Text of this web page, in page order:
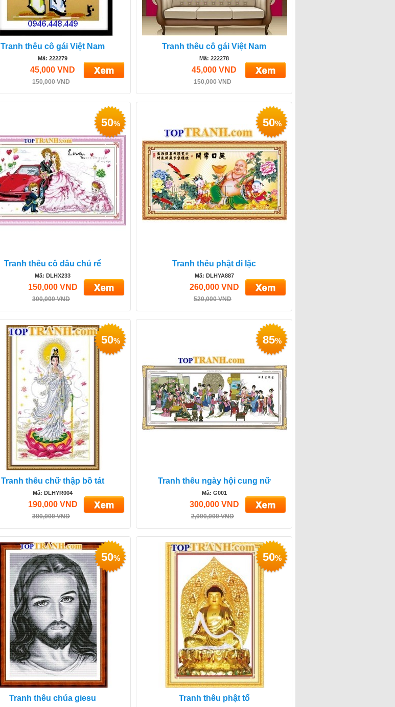
Tranh thêu cô gái Việt Nam
Mã: 222279
45,000 VND
150,000 VND
Tranh thêu cô gái Việt Nam
Mã: 222278
45,000 VND
150,000 VND
Tranh thêu cô dâu chú rể
Mã: DLHX233
150,000 VND
300,000 VND
50%
Tranh thêu phật di lặc
Mã: DLHYA887
260,000 VND
520,000 VND
50%
Tranh thêu chữ thập bồ tát
Mã: DLHYR004
190,000 VND
380,000 VND
50%
Tranh thêu ngày hội cung nữ
Mã: G001
300,000 VND
2,000,000 VND
85%
Tranh thêu chúa giesu
50%
Tranh thêu phật tổ
50%